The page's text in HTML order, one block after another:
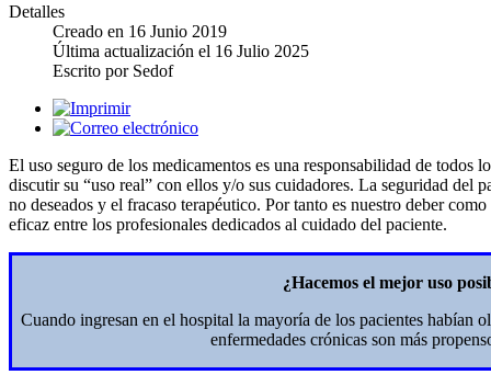
Detalles
Creado en 16 Junio 2019
Última actualización el 16 Julio 2025
Escrito por Sedof
El uso seguro de los medicamentos es una responsabilidad de todos
discutir su “uso real” con ellos y/o sus cuidadores. La seguridad del
no deseados y el fracaso terapéutico. Por tanto es nuestro deber
eficaz entre los profesionales dedicados al cuidado del paciente.
¿Hacemos el mejor uso
Cuando ingresan en el hospital la mayoría de los pacientes habían
enfermedades crónicas son más